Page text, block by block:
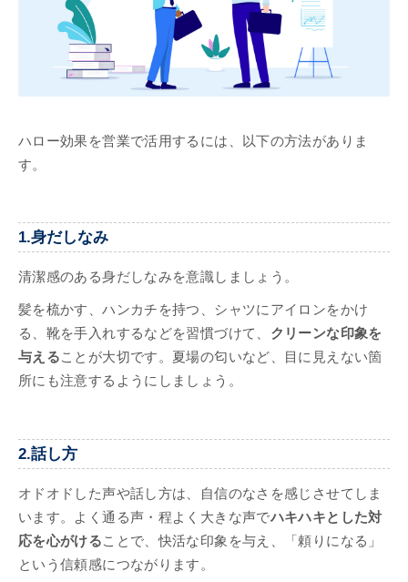
ハロー効果を営業で活用するには、以下の方法がありま
す。
1.身だしなみ
清潔感のある身だしなみを意識しましょう。
髪を梳かす、ハンカチを持つ、シャツにアイロンをかけ
る、靴を手入れするなどを習慣づけて、 クリーンな印象を
与えることが大切です。夏場の匂いなど、目に見えない箇
所にも注意するようにしましょう。
2.話し方
オドオドした声や話し方は、自信のなさを感じさせてしま
います。よく通る声・程よく大きな声でハキハキとした対
応を心がけることで、快活な印象を与え、「頼りになる」
という信頼感につながります。